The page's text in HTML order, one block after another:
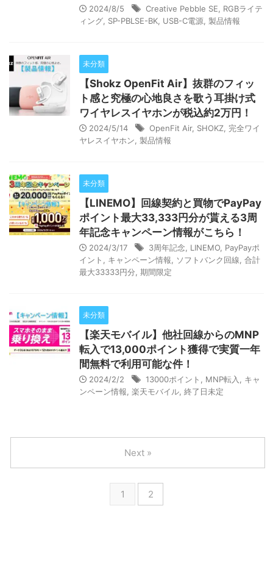
2024/8/5 Creative Pebble SE
RGBライテ
ィング SP-PBLSE-BK USB-C電源 製品情報
未分類
【Shokz OpenFit Air】抜群のフィッ
ト感と究極の心地良さを歌う耳掛け式
ワイヤレスイヤホンが税込約2万円！
2024/5/14 OpenFit Air, SHOKZ 完全ワイ
ヤレスイヤホン 製品情報
未分類
【LINEMO】回線契約と買物でPayPay
ポイント最大33,333円分が貰える3周
年記念キャンペーン情報がこちら！
2024/3/17 3周年記念 LINEMO PayPayポ
イント
キャンペーン情報 ソフトバンク回線 合計
最大33333円分 期間限定
未分類
【楽天モバイル】他社回線からのMNP
転入で13,000ポイント獲得で実質一年
間無料で利用可能な件！
2024/2/2 13000ポイント MNP転入
キャ
ンペーン情報 楽天モバイル 終了日未定
1 2
Next »